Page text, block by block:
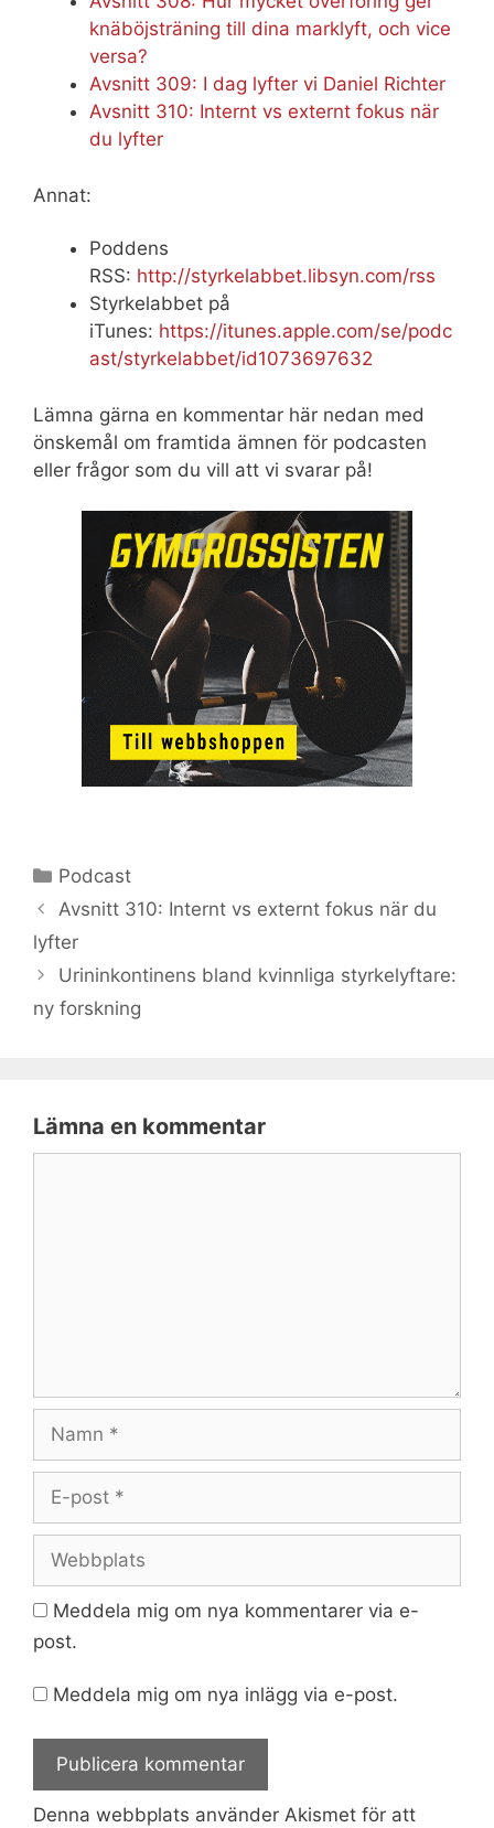
knäböjsträning till dina marklyft, och vice
versa?
Avsnitt 309: I dag lyfter vi Daniel Richter
Avsnitt 310: Internt vs externt fokus när
du lyfter
Annat:
Poddens
RSS: http://styrkelabbet.libsyn.com/rss
Styrkelabbet på
iTunes: https://itunes.apple.com/se/podc
ast/styrkelabbet/id1073697632
Lämna gärna en kommentar här nedan med
önskemål om framtida ämnen för podcasten
eller frågor som du vill att vi svarar på!
Kategorier
Podcast
Avsnitt 310: Internt vs externt fokus när du
lyfter
Urininkontinens bland kvinnliga styrkelyftare:
ny forskning
Lämna en kommentar
post
Meddela mig om nya kommentarer via e-
post.
Meddela mig om nya inlägg via e-post.
Denna webbplats använder Akismet för att